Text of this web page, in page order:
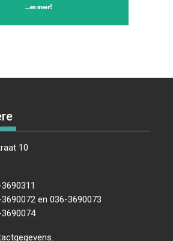
10
en 036-3690073